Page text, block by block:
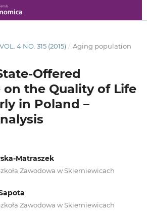
VOL. 4 NO. 315 (2015) / Aging population
Offered
on the Quality of Life
in Poland –
Matraszek
Zawodowa w Skierniewicach
Zawodowa w Skierniewicach